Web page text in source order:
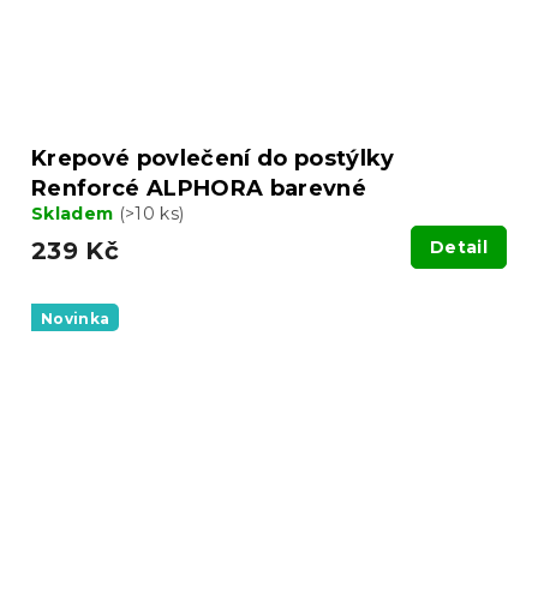
Krepové povlečení do postýlky
Renforcé ALPHORA barevné
Skladem (>10 ks)
239 Kč Detail
Novinka